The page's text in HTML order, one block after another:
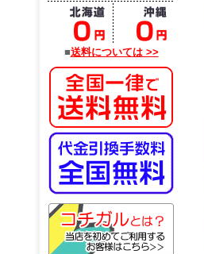
■送料については >>